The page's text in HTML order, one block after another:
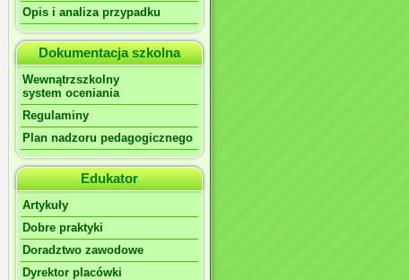
Opis i analiza przypadku
Dokumentacja szkolna
Wewnątrzszkolny
system oceniania
Regulaminy
Plan nadzoru pedagogicznego
Edukator
Artykuły
Dobre praktyki
Doradztwo zawodowe
Dyrektor placówki